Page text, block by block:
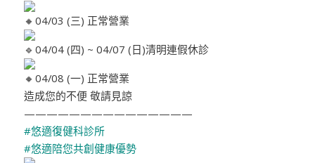
04/03 (三) 正常營業
04/04 (四) ~ 04/07 (日)清明連假休診
04/08 (一) 正常營業
造成您的不便 敬請見諒
———————————————
#悠適復健科診所
#悠適陪您共創健康優勢